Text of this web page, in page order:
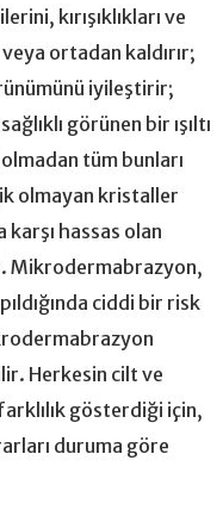
kırışıklıkları ve
ortadan kaldırır;
iyileştirir;
görünen bir ışıltı
tüm bunları
olmayan kristaller
hassas olan
Mikrodermabrazyon,
ciddi bir risk
Herkesin cilt ve
gösterdiği için,
duruma göre